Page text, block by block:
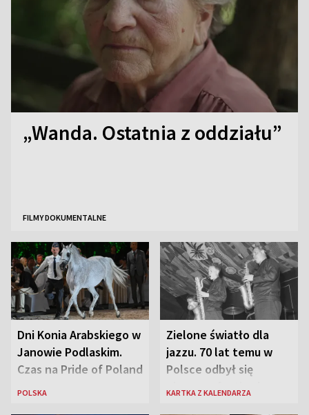
„Wanda. Ostatnia z oddziału”
FILMY DOKUMENTALNE
Dni Konia Arabskiego w
Janowie Podlaskim.
Czas na Pride of Poland
POLSKA
Zielone światło dla
jazzu. 70 lat temu w
Polsce odbył się
KARTKA Z KALENDARZA